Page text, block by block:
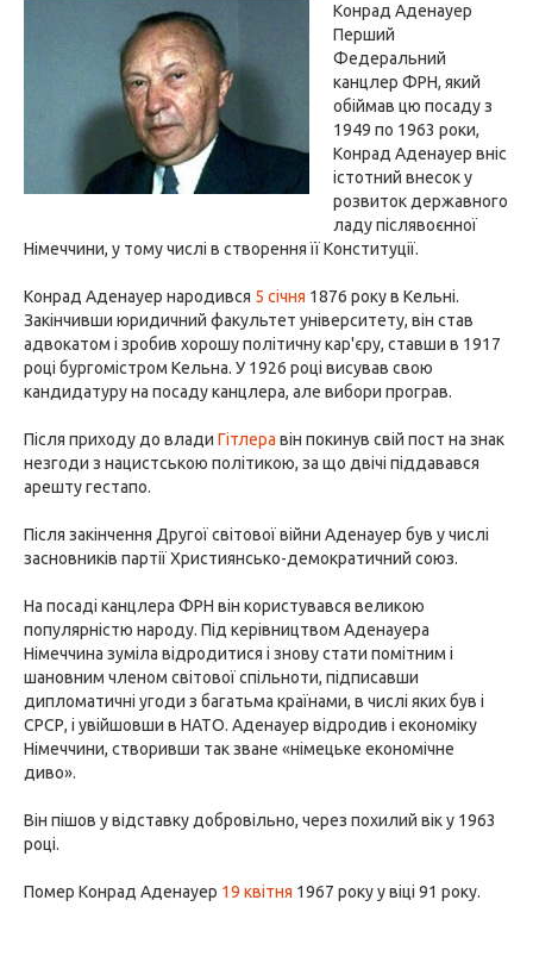
Конрад Аденауер
Перший
Федеральний
канцлер ФРН, який
обіймав цю посаду з
1949 по 1963 роки,
Конрад Аденауер вніс
істотний внесок у
розвиток державного
ладу післявоєнної
Німеччини, у тому числі в створення її Конституції.
Конрад Аденауер народився 5 січня 1876 року в Кельні.
Закінчивши юридичний факультет університету, він став
адвокатом і зробив хорошу політичну кар'єру, ставши в 1917
році бургомістром Кельна. У 1926 році висував свою
кандидатуру на посаду канцлера, але вибори програв.
Після приходу до влади Гітлера він покинув свій пост на знак
незгоди з нацистською політикою, за що двічі піддавався
арешту гестапо.
Після закінчення Другої світової війни Аденауер був у числі
засновників партії Християнсько-демократичний союз.
На посаді канцлера ФРН він користувався великою
популярністю народу. Під керівництвом Аденауера
Німеччина зуміла відродитися і знову стати помітним і
шановним членом світової спільноти, підписавши
дипломатичні угоди з багатьма країнами, в числі яких був і
СРСР, і увійшовши в НАТО. Аденауер відродив і економіку
Німеччини, створивши так зване «німецьке економічне
диво».
Він пішов у відставку добровільно, через похилий вік у 1963
році.
Помер Конрад Аденауер 19 квітня 1967 року у віці 91 року.